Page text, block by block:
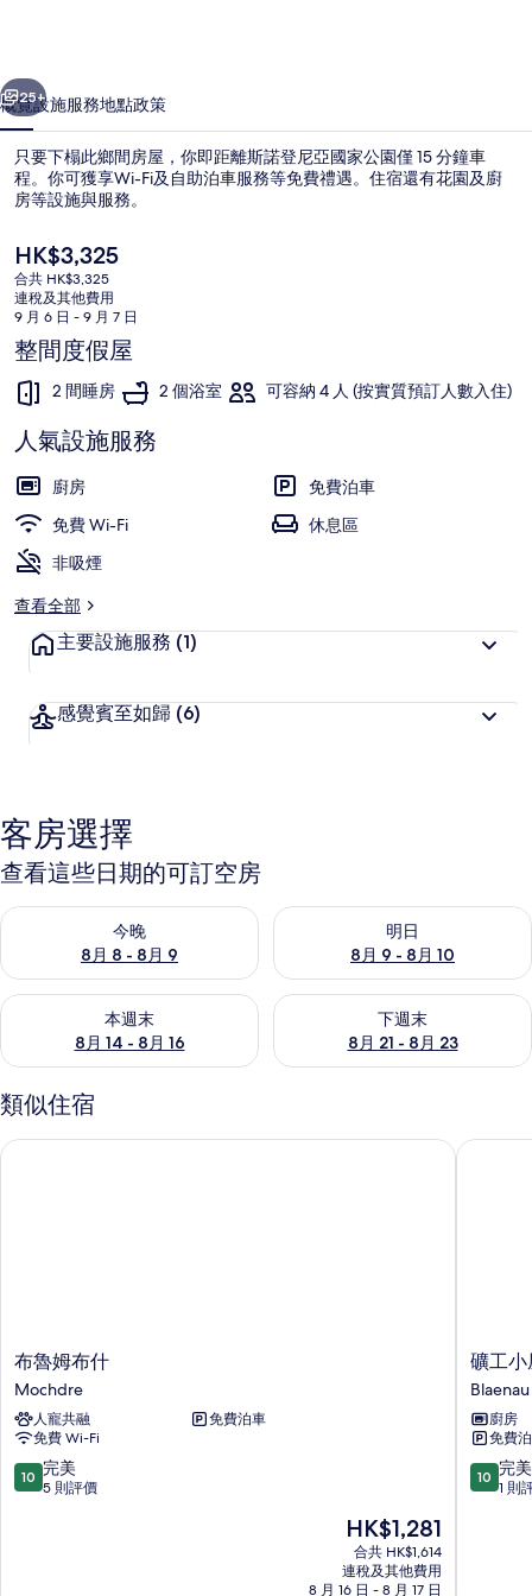
勒
姆
酒
店
相
片
集
個 下一個
25+
概覽設施服務地點政策
只要下榻此鄉間房屋，你即距離斯諾登尼亞國家公園僅 15 分鐘車
程。你可獲享Wi-Fi及自助泊車服務等免費禮遇。住宿還有花園及廚
房等設施與服務。
現
價
HK$3,325
HK$3,325
合共 HK$3,325
連稅及其他費用
9 月 6 日 - 9 月 7 日
整間度假屋
2 間睡房 2 個浴室 可容納 4 人 (按實質預訂人數入住)
人氣設施服務
廚房
免費泊車
免費 Wi-Fi
休息區
非吸煙
查看全部
主要設施服務 (1)
感覺賓至如歸 (6)
客房選擇
查看這些日期的可訂空房
今晚
8月 8 - 8月 9
查看今晚 8月 8 - 8月 9的可訂空房
明日
8月 9 - 8月 10
查看明日 8月 9 - 8月 10的可訂
本週末
8月 14 - 8月 16
查看本週末 8月 14 - 8月 16的可訂空房
下週末
8月 21 - 8月 23
查看下週末 8月 21 - 8月 23的
類似住宿
布
魯
姆
布
什
Mochdre
布魯姆布什
Mochdre
人寵共融
免費泊車
免費 Wi-Fi
10.0
分
10 完美
5 則評價
現
售
HK$1,281
HK$1,281
合共 HK$1,614
連稅及其他費用
8 月 16 日 - 8 月 17 日
布魯姆布什
礦
工
小
屋
酒
店
Blaenau
礦工小
廚房
免費
10.0
分
10 完美
1 則
礦工小